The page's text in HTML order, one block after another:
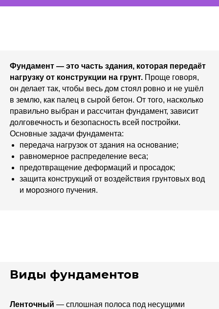
Фундамент — это часть здания, которая передаёт
нагрузку от конструкции на грунт. Проще говоря,
он делает так, чтобы весь дом стоял ровно и не ушёл
в землю, как палец в сырой бетон. От того, насколько
правильно выбран и рассчитан фундамент, зависит
долговечность и безопасность всей постройки.
Основные задачи фундамента:
передача нагрузок от здания на основание;
равномерное распределение веса;
предотвращение деформаций и просадок;
защита конструкций от воздействия грунтовых вод
и морозного пучения.
Виды фундаментов
Ленточный — сплошная полоса под несущими